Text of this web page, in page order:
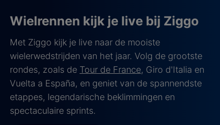
Wielrennen kijk je live bij Ziggo
Met Ziggo kijk je live naar de mooiste
wielerwedstrijden van het jaar. Volg de grootste
rondes, zoals de Tour de France, Giro d'Italia en
Vuelta a España, en geniet van de spannendste
etappes, legendarische beklimmingen en
spectaculaire sprints.